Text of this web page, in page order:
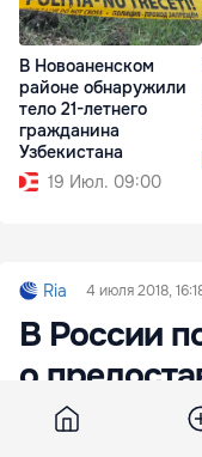
В Новоаненском
районе обнаружили
тело 21-летнего
гражданина
Узбекистана
19 Июл. 09:00
Ria 4 июля 2018,
В России
о